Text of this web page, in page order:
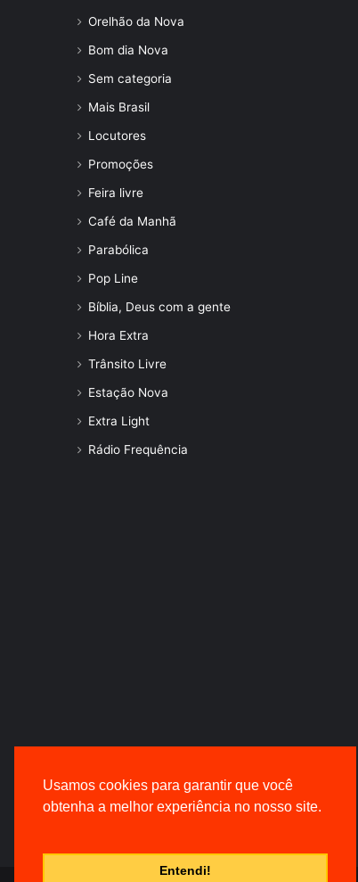
Usamos cookies para garantir que você
obtenha a melhor experiência no nosso site.
Entendi!
Orelhão da Nova
Bom dia Nova
Sem categoria
Mais Brasil
Locutores
Promoções
Feira livre
Café da Manhã
Parabólica
Pop Line
Bíblia, Deus com a gente
Hora Extra
Trânsito Livre
Estação Nova
Extra Light
Rádio Frequência